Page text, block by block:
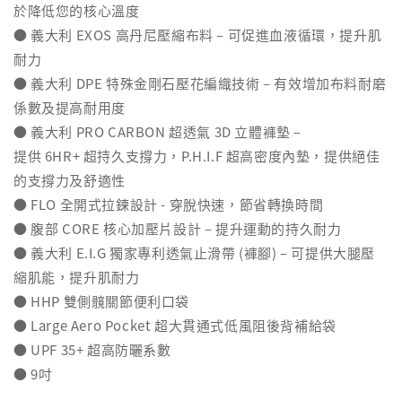
於降低您的核心溫度
● 義大利 EXOS 高丹尼壓縮布料 – 可促進血液循環，提升肌
耐力
● 義大利 DPE 特殊金剛石壓花編織技術 – 有效增加布料耐磨
係數及提高耐用度
● 義大利 PRO CARBON 超透氣 3D 立體褲墊 –
提供 6HR+ 超持久支撐力，P.H.I.F 超高密度內墊，提供絕佳
的支撐力及舒適性
● FLO 全開式拉鍊設計 - 穿脫快速，節省轉換時間
● 腹部 CORE 核心加壓片設計 – 提升運動的持久耐力
● 義大利 E.I.G 獨家專利透氣止滑帶 (褲腳) – 可提供大腿壓
縮肌能，提升肌耐力
● HHP 雙側髖關節便利口袋
● Large Aero Pocket 超大貫通式低風阻後背補給袋
● UPF 35+ 超高防曬系數
● 9吋